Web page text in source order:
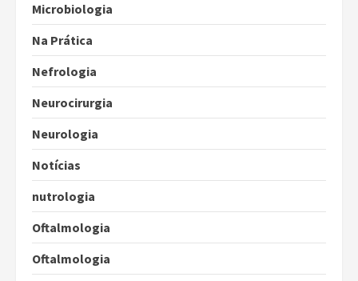
Microbiologia
Na Prática
Nefrologia
Neurocirurgia
Neurologia
Notícias
nutrologia
Oftalmologia
Oftalmologia